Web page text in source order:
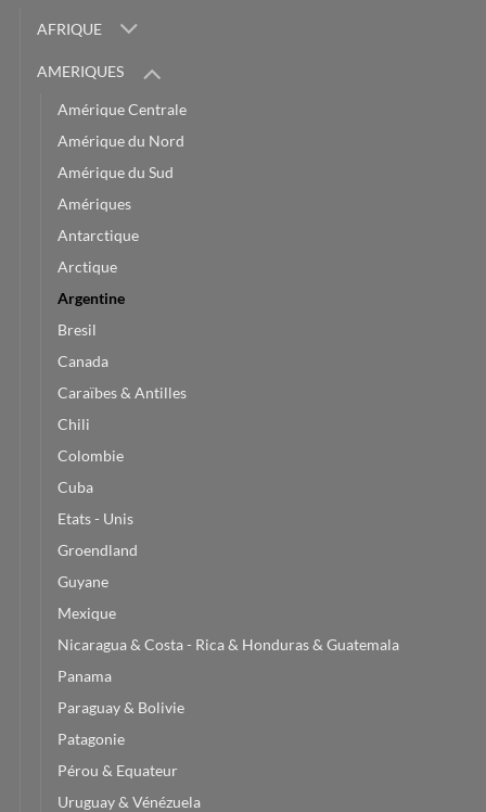
AFRIQUE
AMERIQUES
Amérique Centrale
Amérique du Nord
Amérique du Sud
Amériques
Antarctique
Arctique
Argentine
Bresil
Canada
Caraïbes & Antilles
Chili
Colombie
Cuba
Etats - Unis
Groendland
Guyane
Mexique
Nicaragua & Costa - Rica & Honduras & Guatemala
Panama
Paraguay & Bolivie
Patagonie
Pérou & Equateur
Uruguay & Vénézuela